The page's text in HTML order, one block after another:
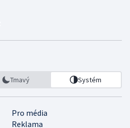
Tmavý Systém
Pro média
Reklama